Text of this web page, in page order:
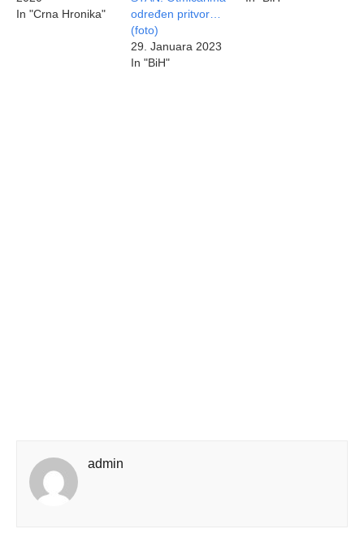
In "Crna Hronika"
određen pritvor…
(foto)
29. Januara 2023
In "BiH"
admin